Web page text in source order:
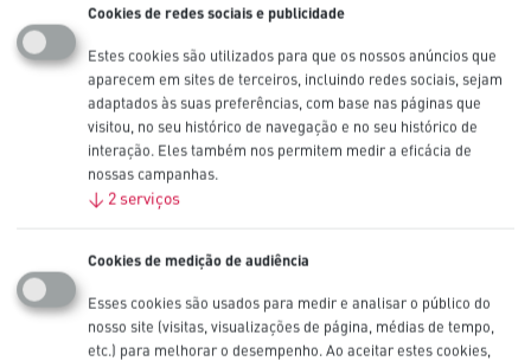
Serviços alimentares
Mais pormenores
Infraestruturas
Educação
Mais pormenores
Industrial
Cookies de redes sociais e publicidade
Estes cookies são utilizados para que os nossos anúncios que
aparecem em sites de terceiros, incluindo redes sociais, sejam
adaptados às suas preferências, com base nas páginas que
visitou, no seu histórico de navegação e no seu histórico de
interação. Eles também nos permitem medir a eficácia de
nossas campanhas.
↓ 2 serviços
Cookies de medição de audiência
Esses cookies são usados ​​para medir e analisar o público do
nosso site (visitas, visualizações de página, médias de tempo,
etc.) para melhorar o desempenho. Ao aceitar estes cookies,